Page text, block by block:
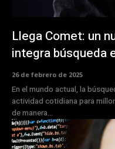
Llega Comet: un
integra búsqueda
26 de febrero de 2025
En el mundo actual, la
actividad cotidiana para
de manera...